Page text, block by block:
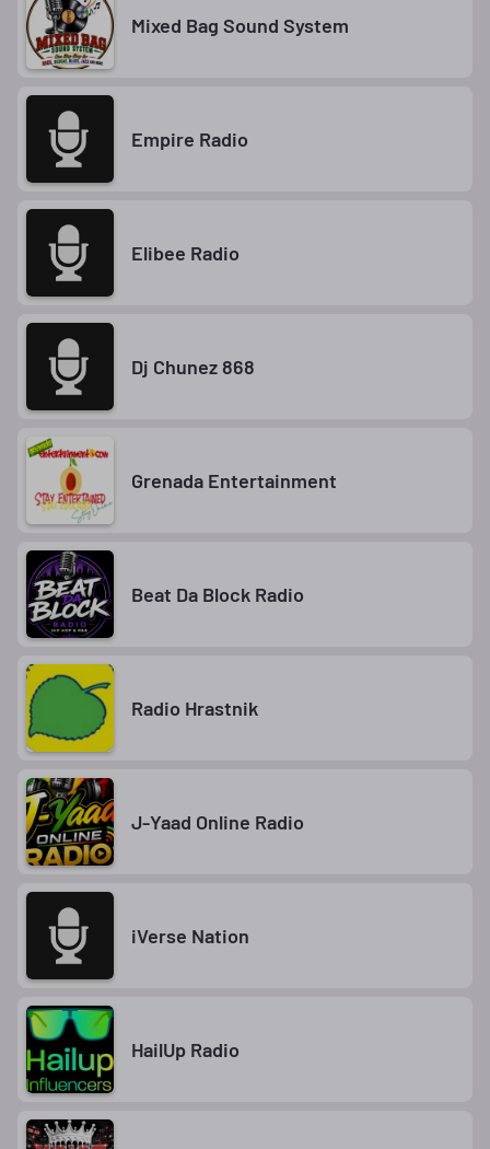
Mixed Bag Sound System
Empire Radio
Elibee Radio
Dj Chunez 868
Grenada Entertainment
Beat Da Block Radio
Radio Hrastnik
J-Yaad Online Radio
iVerse Nation
HailUp Radio